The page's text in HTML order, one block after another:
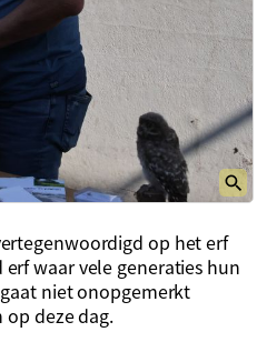
op het erf
waar vele generaties hun
niet onopgemerkt
deze dag.